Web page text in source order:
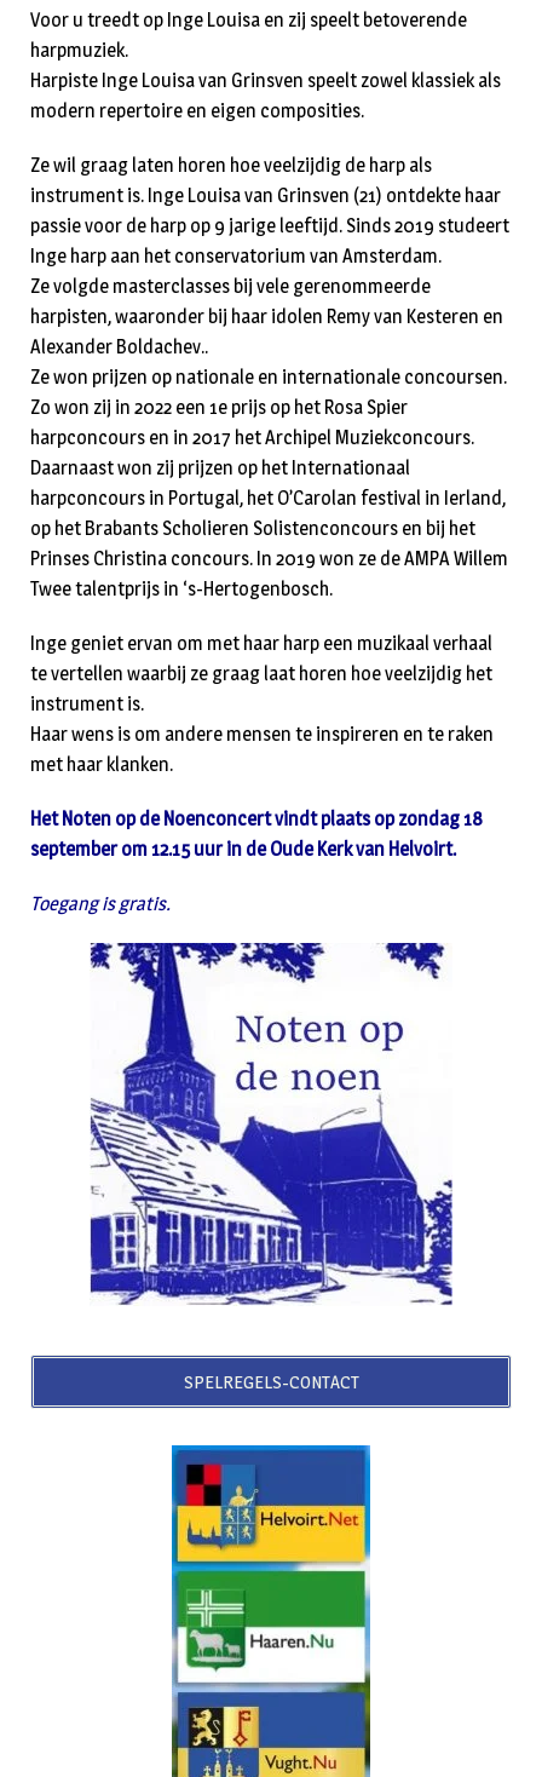
Voor u treedt op Inge Louisa en zij speelt betoverende
harpmuziek.
Harpiste Inge Louisa van Grinsven speelt zowel klassiek als
modern repertoire en eigen composities.
Ze wil graag laten horen hoe veelzijdig de harp als
instrument is. Inge Louisa van Grinsven (21) ontdekte haar
passie voor de harp op 9 jarige leeftijd. Sinds 2019 studeert
Inge harp aan het conservatorium van Amsterdam.
Ze volgde masterclasses bij vele gerenommeerde
harpisten, waaronder bij haar idolen Remy van Kesteren en
Alexander Boldachev..
Ze won prijzen op nationale en internationale concoursen.
Zo won zij in 2022 een 1e prijs op het Rosa Spier
harpconcours en in 2017 het Archipel Muziekconcours.
Daarnaast won zij prijzen op het Internationaal
harpconcours in Portugal, het O’Carolan festival in Ierland,
op het Brabants Scholieren Solistenconcours en bij het
Prinses Christina concours. In 2019 won ze de AMPA Willem
Twee talentprijs in ‘s-Hertogenbosch.
Inge geniet ervan om met haar harp een muzikaal verhaal
te vertellen waarbij ze graag laat horen hoe veelzijdig het
instrument is.
Haar wens is om andere mensen te inspireren en te raken
met haar klanken.
Het Noten op de Noenconcert vindt plaats op zondag 18
september om 12.15 uur in de Oude Kerk van Helvoirt.
Toegang is gratis.
SPELREGELS-CONTACT